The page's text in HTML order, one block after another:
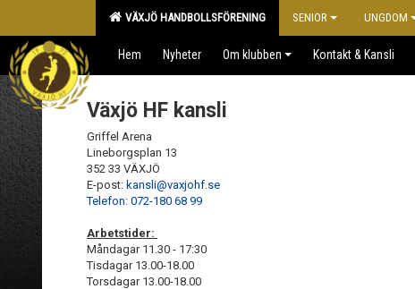
VÄXJÖ HANDBOLLSFÖRENING SENIOR UNGDOM
Hem Nyheter Om klubben Kontakt & Kansli
Växjö HF kansli
Griffel Arena
Lineborgsplan 13
352 33 VÄXJÖ
E-post: kansli@vaxjohf.se
Telefon: 072-180 68 99
Arbetstider:
Måndagar 11.30 - 17:30
Tisdagar 13.00-18.00
Torsdagar 13.00-18.00